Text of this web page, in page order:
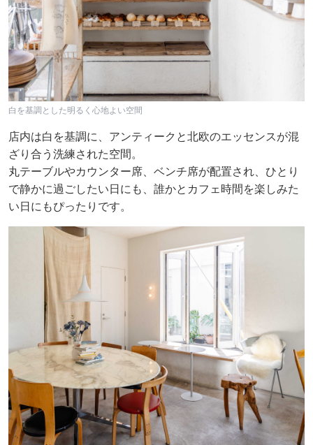
白を基調とした明るく心地よい空間
店内は白を基調に、アンティークと北欧のエッセンスが混
ざり合う洗練された空間。
丸テーブルやカウンター席、ベンチ席が配置され、ひとり
で静かに過ごしたい日にも、誰かとカフェ時間を楽しみた
い日にもぴったりです。